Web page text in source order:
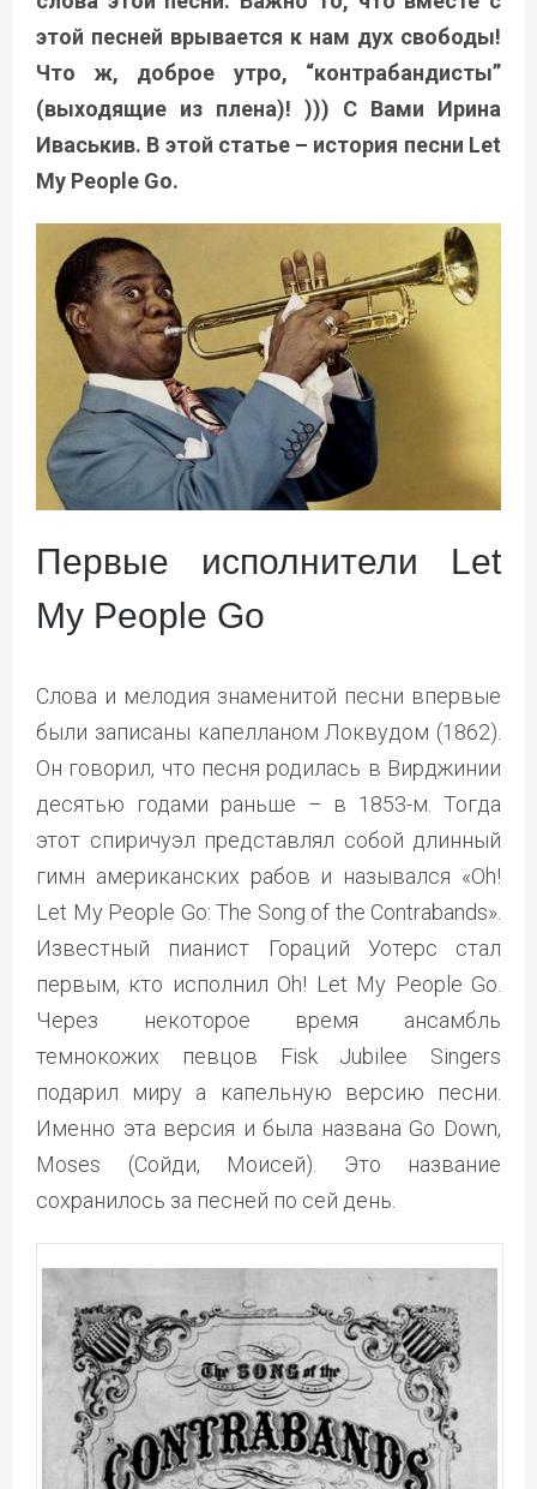
этой песней врывается к нам дух свободы!
Что ж, доброе утро, “контрабандисты”
(выходящие из плена)! ))) С Вами Ирина
Иваськив. В этой статье – история песни Let
My People Go.
Первые исполнители Let
My People Go
Слова и мелодия знаменитой песни впервые
были записаны капелланом Локвудом (1862).
Он говорил, что песня родилась в Вирджинии
десятью годами раньше – в 1853-м. Тогда
этот спиричуэл представлял собой длинный
гимн американских рабов и назывался «Oh!
Let My People Go: The Song of the Contrabands».
Известный пианист Гораций Уотерс стал
первым, кто исполнил Oh! Let My People Go.
Через некоторое время ансамбль
темнокожих певцов Fisk Jubilee Singers
подарил миру а капельную версию песни.
Именно эта версия и была названа Go Down,
Moses (Сойди, Моисей). Это название
сохранилось за песней по сей день.